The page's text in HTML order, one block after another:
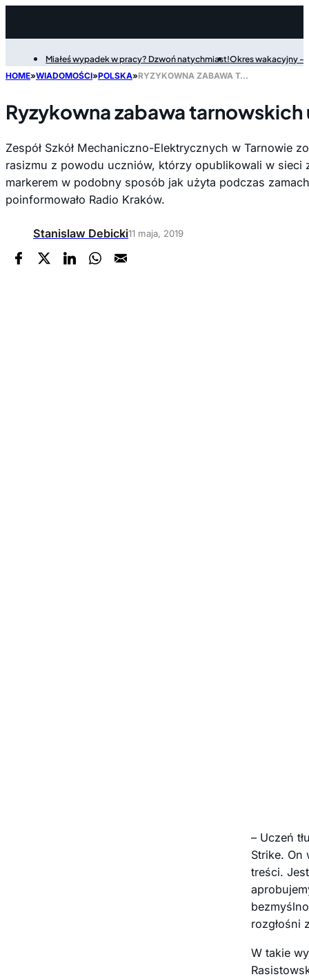
Miałeś wypadek w pracy? Dzwoń natychmiast!Okres wakacyjny -
HOME»WIADOMOŚCI»POLSKA» RYZYKOWNA ZABAWA TARNOWSKICH UCZNIÓW
Ryzykowna zabawa tarnowskich
Zespół Szkół Mechaniczno-Elektrycznych w Tarnowie
rasizmu z powodu uczniów, którzy opublikowali w sieci
markerem w podobny sposób jak użyta podczas
poinformowało Radio Kraków.
Stanislaw Debicki11 maja, 2019
– Uczeń
Strike. On
treści.
rozgłośni
W takie
Filter